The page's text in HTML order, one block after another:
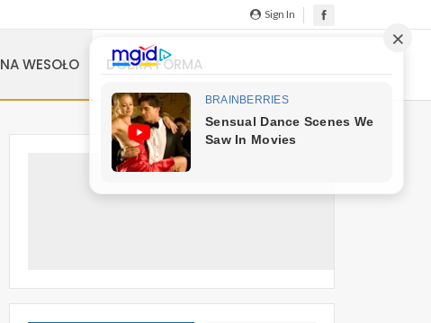
Sign In
NA WESOŁO DOBRA FORMA